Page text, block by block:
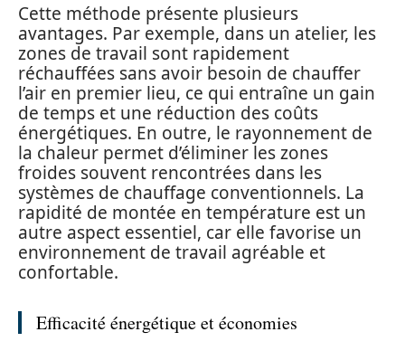
Cette méthode présente plusieurs
avantages. Par exemple, dans un atelier, les
zones de travail sont rapidement
réchauffées sans avoir besoin de chauffer
l’air en premier lieu, ce qui entraîne un gain
de temps et une réduction des coûts
énergétiques. En outre, le rayonnement de
la chaleur permet d’éliminer les zones
froides souvent rencontrées dans les
systèmes de chauffage conventionnels. La
rapidité de montée en température est un
autre aspect essentiel, car elle favorise un
environnement de travail agréable et
confortable.
Efficacité énergétique et économies